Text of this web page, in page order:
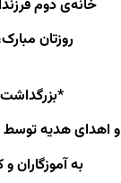
خانه‌ی دوم
روزتان
و اهدای هدیه توسط
به آموزگاران